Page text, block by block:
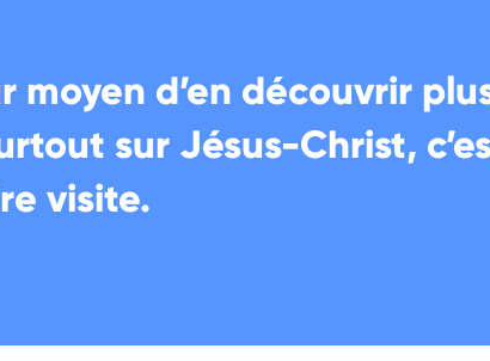
moyen d’en découvrir
sur Jésus-Christ,
visite.